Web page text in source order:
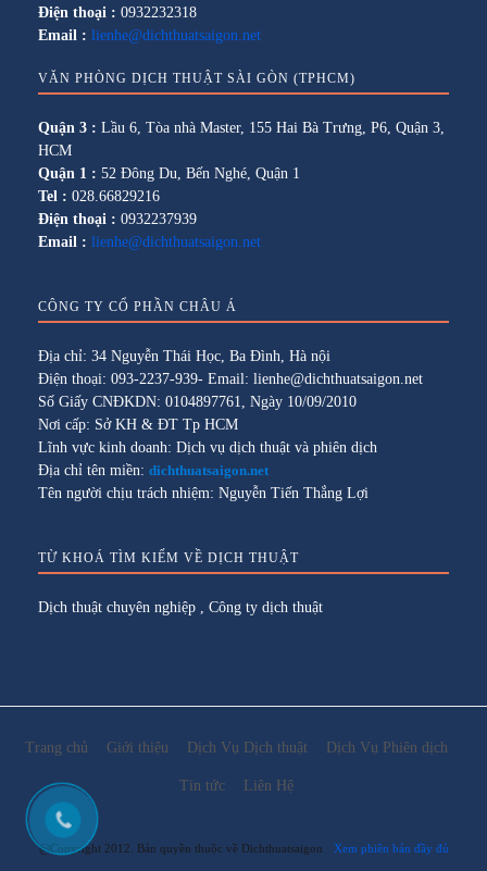
Điện thoại : 0932232318
Email : lienhe@dichthuatsaigon.net
VĂN PHÒNG DỊCH THUẬT SÀI GÒN (TPHCM)
Quận 3 : Lầu 6, Tòa nhà Master, 155 Hai Bà Trưng, P6, Quận 3,
HCM
Quận 1 : 52 Đông Du, Bến Nghé, Quận 1
Tel : 028.66829216
Điện thoại : 0932237939
Email : lienhe@dichthuatsaigon.net
CÔNG TY CỔ PHẦN CHÂU Á
Địa chỉ: 34 Nguyễn Thái Học, Ba Đình, Hà nội
Điện thoại: 093-2237-939- Email: lienhe@dichthuatsaigon.net
Số Giấy CNĐKDN: 0104897761, Ngày 10/09/2010
Nơi cấp: Sở KH & ĐT Tp HCM
Lĩnh vực kinh doanh: Dịch vụ dịch thuật và phiên dịch
Địa chỉ tên miền: dichthuatsaigon.net
Tên người chịu trách nhiệm: Nguyễn Tiến Thắng Lợi
TỪ KHOÁ TÌM KIẾM VỀ DỊCH THUẬT
Dịch thuật chuyên nghiệp , Công ty dịch thuật
Trang chủ Giới thiệu Dịch Vụ Dịch thuật Dịch Vụ Phiên dịch
Tin tức Liên Hệ
@Copyright 2012. Bản quyền thuộc về Dichthuatsaigon Xem phiên bản đầy đủ